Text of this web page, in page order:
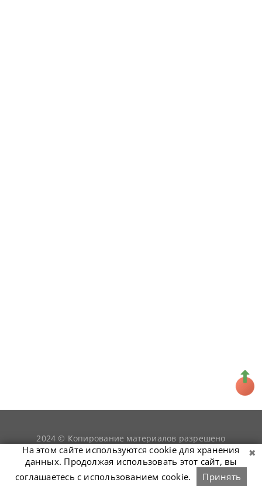
2024 © Копирование материалов разрешено
только при условии гиперссылки наsnookerist.ru
На этом сайте используются cookie для хранения
данных. Продолжая использовать этот сайт, вы
соглашаетесь с использованием cookie.
Принять